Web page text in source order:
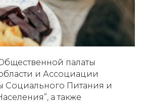
палаты
и Ассоциации
Социального Питания и
а также